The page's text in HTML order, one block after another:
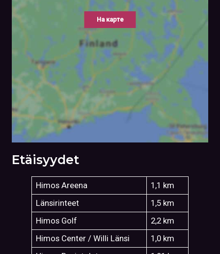
На карте
Etäisyydet
Himos Areena
1,1 km
Länsirinteet
1,5 km
Himos Golf
2,2 km
Himos Center / Willi Länsi
1,0 km